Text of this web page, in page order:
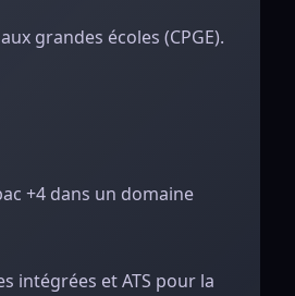
grandes écoles (CPGE).
+4 dans un domaine
intégrées et ATS pour la